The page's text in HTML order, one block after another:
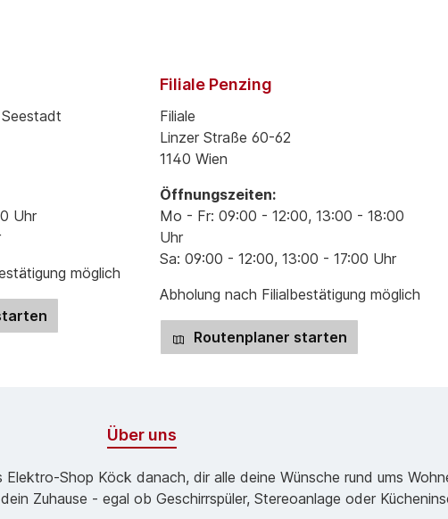
Uhr
möglich
Filiale Penzing
Filiale
Linzer Straße 60-62
1140 Wien
Öffnungszeiten:
Mo - Fr: 09:00 - 12:00, 13:00 - 18:00
Uhr
Sa: 09:00 - 12:00, 13:00 - 17:00 Uhr
Abholung nach Filialbestätigung möglich
Routenplaner starten
Über uns
Shop Köck danach, dir alle deine Wünsche rund ums
Zuhause - egal ob Geschirrspüler, Stereoanlage oder